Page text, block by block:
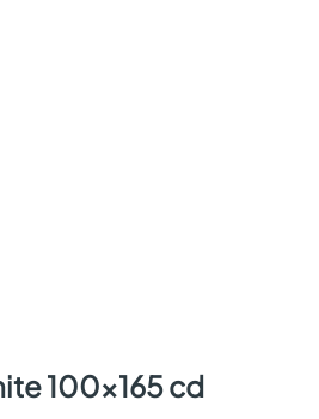
100x165 cd